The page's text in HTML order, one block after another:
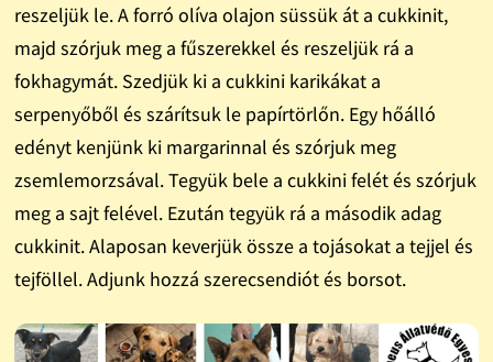
reszeljük le. A forró olíva olajon süssük át a cukkinit,
majd szórjuk meg a fűszerekkel és reszeljük rá a
fokhagymát. Szedjük ki a cukkini karikákat a
serpenyőből és szárítsuk le papírtörlőn. Egy hőálló
edényt kenjünk ki margarinnal és szórjuk meg
zsemlemorzsával. Tegyük bele a cukkini felét és szórjuk
meg a sajt felével. Ezután tegyük rá a második adag
cukkinit. Alaposan keverjük össze a tojásokat a tejjel és
tejföllel. Adjunk hozzá szerecsendiót és borsot.